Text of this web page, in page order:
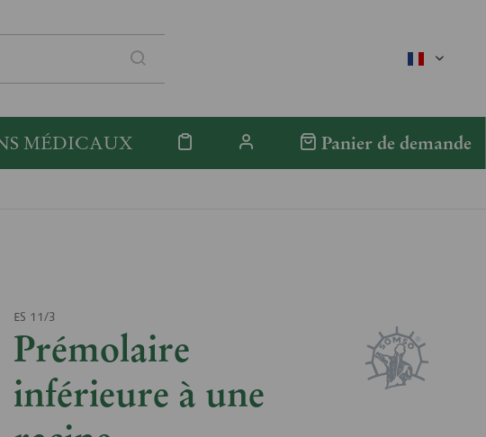
MÉDICAUX Panier de demande
ES 11/3
Prémolaire
inférieure à une